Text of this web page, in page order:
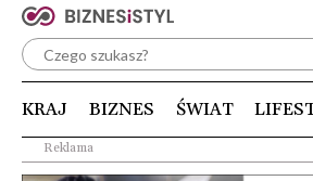
KRAJ BIZNES ŚWIAT
Reklama